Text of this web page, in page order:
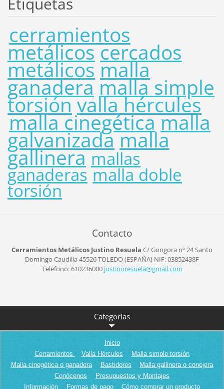
cerramientos
metálicoscercados
metálicosmalla
ganadera malla simple
torsiónvalla hércules
malla cinegéticamalla
galvanizadamalla
gallinera mallas
ganaderas malla doble
torsión
Contacto
Cerramientos Metálicos Justino Resuela C/ Gongora nº 24Santo
Domingo Caudilla 45526TOLEDO (ESPAÑA) NIF: 03852438F
Telefono: 610236000 justinoresuela@gmail.com
Categorías
Inicio
Cerramientos
Valla Hércules
Malla simple torsión
Malla cinegética o ganadera
Bastidores
Malla gallinera o conejera
Conócenos
Presupuestos y Montajes
Información
Formas de pago Cómo comprar un producto